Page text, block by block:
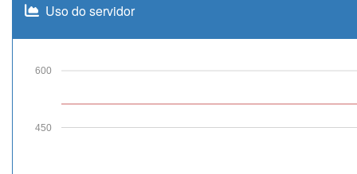
Uso do servidor
450
600